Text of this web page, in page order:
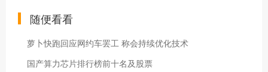
随便看看
萝卜快跑回应网约车罢工 称会持续优化技术
国产算力芯片排行榜前十名及股票